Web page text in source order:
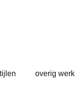
overig werk